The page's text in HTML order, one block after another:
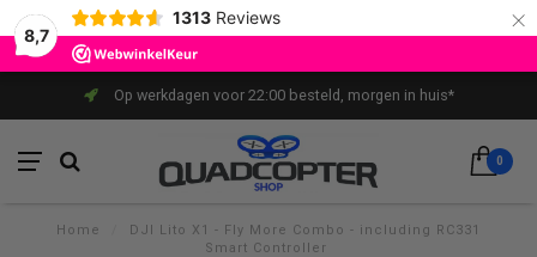
8,7
1313 Reviews ×
Op werkdagen voor 22:00 besteld, morgen in huis*
0
Home
DJI Lito X1 - Fly More Combo - including RC331
Smart Controller